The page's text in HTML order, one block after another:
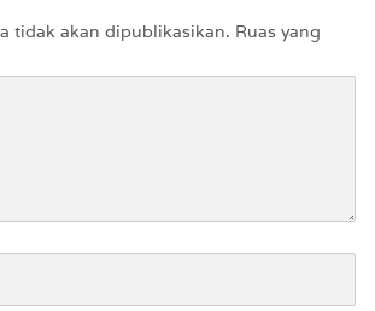
tidak akan dipublikasikan. Ruas yang